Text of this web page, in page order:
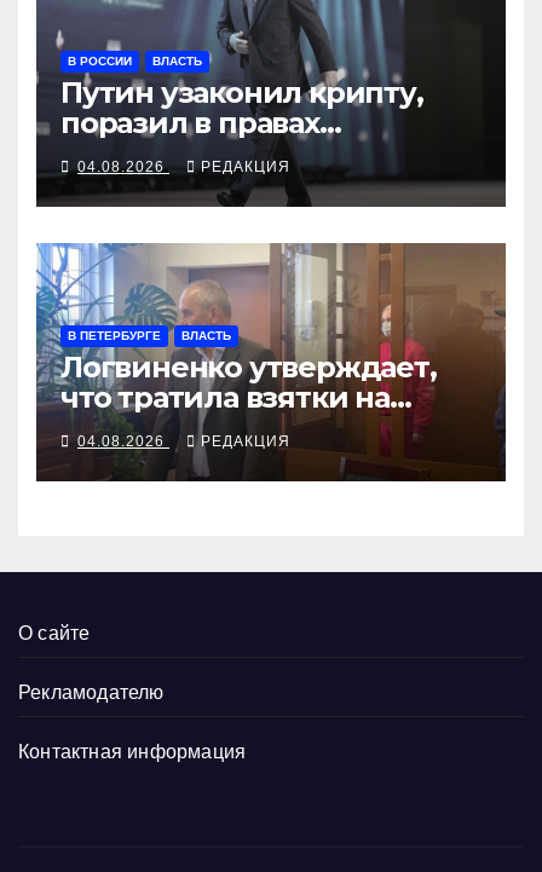
В РОССИИ ВЛАСТЬ
Путин узаконил крипту,
поразил в правах
релокантов, расширил
возможности депортаций
и сделал героем
Ковальчука-старшего
04.08.2026 РЕДАКЦИЯ
В ПЕТЕРБУРГЕ ВЛАСТЬ
Логвиненко утверждает,
что тратила взятки на
нужды района
04.08.2026 РЕДАКЦИЯ
О сайте
Рекламодателю
Контактная информация